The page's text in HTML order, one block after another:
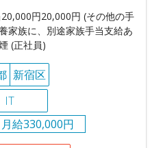
円20,000円 (その他の手
家族に、別途家族手当支給あ
(正社員)
新宿区
IT
月給330,000円